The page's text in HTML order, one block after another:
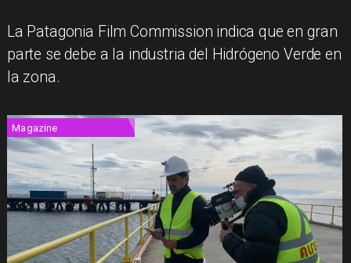
La Patagonia Film Commission indica que en gran
parte se debe a la industria del Hidrógeno Verde en
la zona.
Magazine